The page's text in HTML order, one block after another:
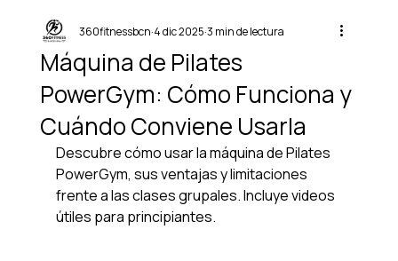
Máquina de Pilates
PowerGym: Cómo Funciona y
Cuándo Conviene Usarla
360fitnessbcn 4 dic 2025 3 min de lectura
Descubre cómo usar la máquina de Pilates
PowerGym, sus ventajas y limitaciones
frente a las clases grupales. Incluye videos
útiles para principiantes.